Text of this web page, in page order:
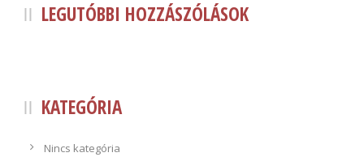
LEGUTÓBBI HOZZÁSZÓLÁSOK
KATEGÓRIA
Nincs kategória